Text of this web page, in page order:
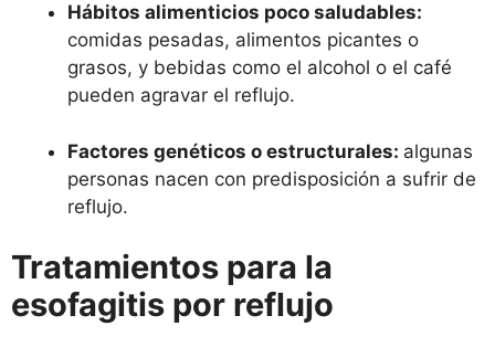
Hábitos alimenticios poco saludables:
comidas pesadas, alimentos picantes o
grasos, y bebidas como el alcohol o el café
pueden agravar el reflujo.
Factores genéticos o estructurales: algunas
personas nacen con predisposición a sufrir de
reflujo.
Tratamientos para la
esofagitis por reflujo